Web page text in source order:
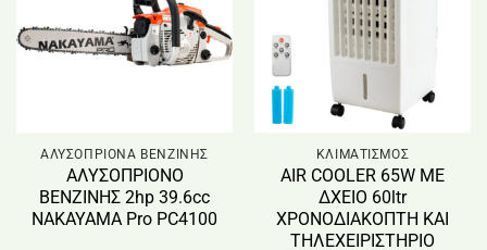
ΑΛΥΣΟΠΡΙΟΝΑ ΒΕΝΖΙΝΗΣ
ΑΛΥΣΟΠΡΙΟΝΟ
ΒΕΝΖΙΝΗΣ 2hp 39.6cc
NAKAYAMA Pro PC4100
ΚΛΙΜΑΤΙΣΜΟΣ
AIR COOLER 65W ΜΕ
ΔΧΕΙΟ 60ltr
ΧΡΟΝΟΔΙΑΚΟΠΤΗ ΚΑΙ
ΤΗΛΕΧΕΙΡΙΣΤΗΡΙΟ